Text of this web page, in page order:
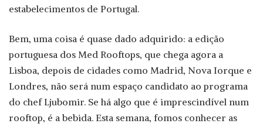
estabelecimentos de Portugal.
Bem, uma coisa é quase dado adquirido: a edição
portuguesa dos Med Rooftops, que chega agora a
Lisboa, depois de cidades como Madrid, Nova Iorque e
Londres, não será num espaço candidato ao programa
do chef Ljubomir. Se há algo que é imprescindível num
rooftop, é a bebida. Esta semana, fomos conhecer as